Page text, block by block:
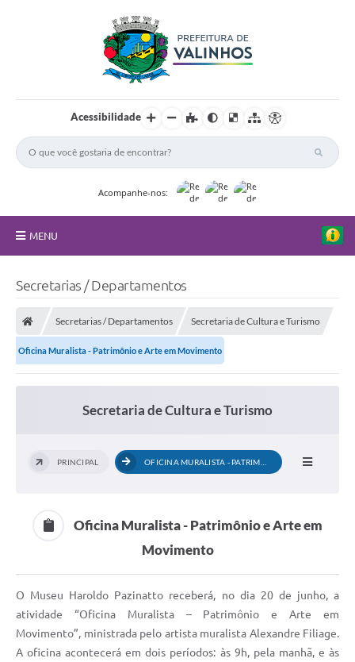
Acessibilidade
Acompanhe-nos:
MENU
Secretarias
Transparência
Notícias
Contratação de estagiário - estudante de Direito -
Vagas de emprego no PAT Valinhos
Galeria de Fotos
Secretarias / Departamentos
Secretarias / Departamentos Secretaria de Cultura e Turismo
Oficina Muralista - Patrimônio e Arte em Movimento
Secretaria de Cultura e Turismo
PRINCIPAL
Oficina Muralista - Patrimônio e Arte em
Movimento
O Museu Haroldo Pazinatto receberá, no dia 20 de junho, a
atividade “Oficina Muralista – Patrimônio e Arte em
Movimento”, ministrada pelo artista muralista Alexandre Filiage.
A oficina acontecerá em dois períodos: às 9h, pela manhã, e às